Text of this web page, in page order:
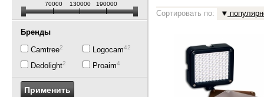
70000 130000 190000
Бренды
Camtree2
Dedolight2
Logocam42
Proaim4
Сортировать по: